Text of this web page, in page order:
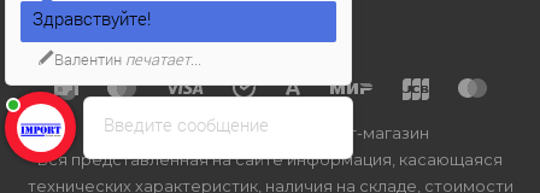
2026 © Import-bt.ru - интернет-магазин
Вся представленная на сайте информация, касающаяся
технических характеристик, наличия на складе, стоимости
Введите сообщение
Здравствуйте!
Валентин печатает...